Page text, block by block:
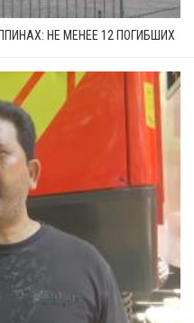
НЕ МЕНЕЕ 12 ПОГИБШИХ